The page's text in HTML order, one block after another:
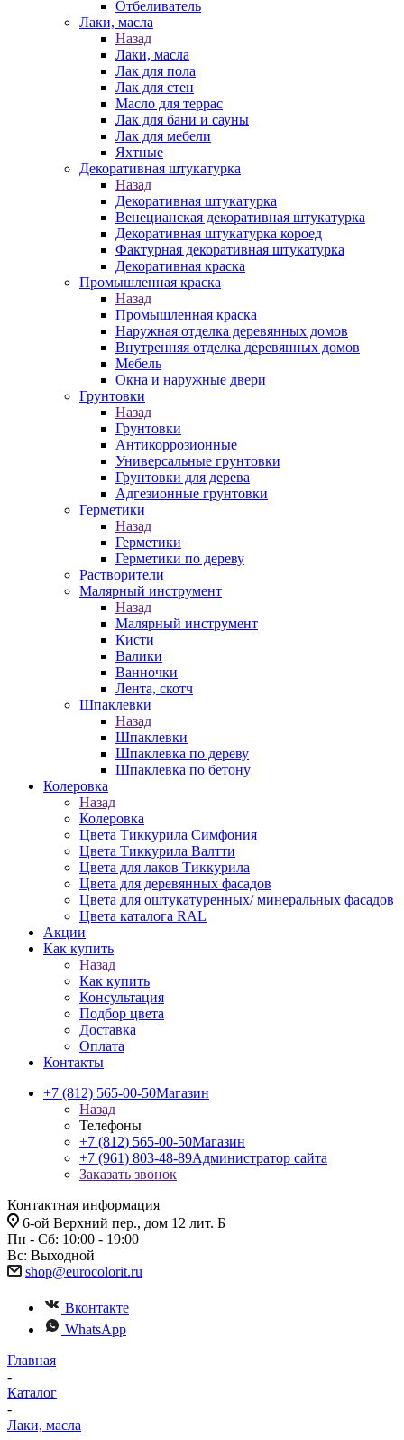
Отбеливатель
Лаки, масла
Назад
Лаки, масла
Лак для пола
Лак для стен
Масло для террас
Лак для бани и сауны
Лак для мебели
Яхтные
Декоративная штукатурка
Назад
Декоративная штукатурка
Венецианская декоративная штукатурка
Декоративная штукатурка короед
Фактурная декоративная штукатурка
Декоративная краска
Промышленная краска
Назад
Промышленная краска
Наружная отделка деревянных домов
Внутренняя отделка деревянных домов
Мебель
Окна и наружные двери
Грунтовки
Назад
Грунтовки
Антикоррозионные
Универсальные грунтовки
Грунтовки для дерева
Адгезионные грунтовки
Герметики
Назад
Герметики
Герметики по дереву
Растворители
Малярный инструмент
Назад
Малярный инструмент
Кисти
Валики
Ванночки
Лента, скотч
Шпаклевки
Назад
Шпаклевки
Шпаклевка по дереву
Шпаклевка по бетону
Колеровка
Назад
Колеровка
Цвета Тиккурила Симфония
Цвета Тиккурила Валтти
Цвета для лаков Тиккурила
Цвета для деревянных фасадов
Цвета для оштукатуренных/ минеральных фасадов
Цвета каталога RAL
Акции
Как купить
Назад
Как купить
Консультация
Подбор цвета
Доставка
Оплата
Контакты
+7 (812) 565-00-50Магазин
Назад
Телефоны
+7 (812) 565-00-50Магазин
+7 (961) 803-48-89Администратор сайта
Заказать звонок
Контактная информация
6-ой Верхний пер., дом 12 лит. Б
Пн - Сб: 10:00 - 19:00
Вс: Выходной
shop@eurocolorit.ru
Вконтакте
WhatsApp
Главная
-
Каталог
-
Лаки, масла